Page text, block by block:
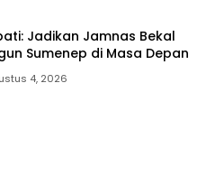
Jadikan Jamnas Bekal
Sumenep di Masa Depan
4, 2026